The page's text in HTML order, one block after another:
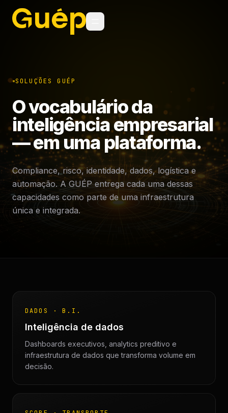
SOLUÇÕES GUÉP
O vocabulário da
inteligência empresarial
— em uma plataforma.
Compliance, risco, identidade, dados, logística e
automação. A GUÉP entrega cada uma dessas
capacidades como parte de uma infraestrutura
única e integrada.
DADOS · B.I.
Inteligência de dados
Dashboards executivos, analytics preditivo e
infraestrutura de dados que transforma volume em
decisão.